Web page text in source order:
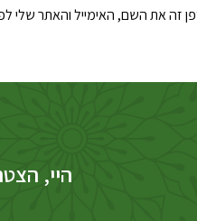
זה את השם, האימייל והאתר שלי
היי,